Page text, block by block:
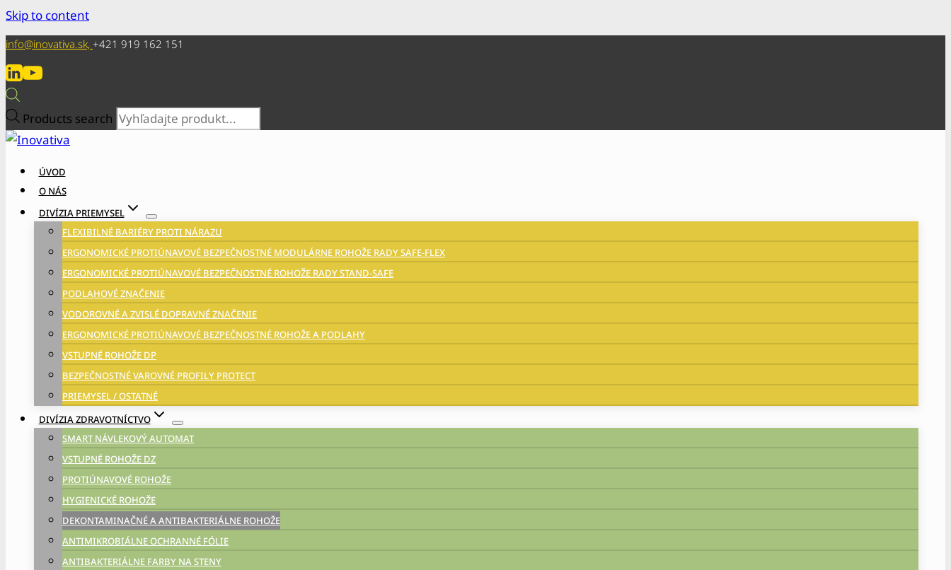
Skip to content
info@inovativa.sk, +421 919 162 151
Products search
ÚVOD
O NÁS
DIVÍZIA PRIEMYSEL
FLEXIBILNÉ BARIÉRY PROTI NÁRAZU
ERGONOMICKÉ PROTIÚNAVOVÉ BEZPEČNOSTNÉ MODULÁRNE ROHOŽE RADY SAFE-FLEX
ERGONOMICKÉ PROTIÚNAVOVÉ BEZPEČNOSTNÉ ROHOŽE RADY STAND-SAFE
PODLAHOVÉ ZNAČENIE
VODOROVNÉ A ZVISLÉ DOPRAVNÉ ZNAČENIE
ERGONOMICKÉ PROTIÚNAVOVÉ BEZPEČNOSTNÉ ROHOŽE A PODLAHY
VSTUPNÉ ROHOŽE DP
BEZPEČNOSTNÉ VAROVNÉ PROFILY PROTECT
PRIEMYSEL / OSTATNÉ
DIVÍZIA ZDRAVOTNÍCTVO
SMART NÁVLEKOVÝ AUTOMAT
VSTUPNÉ ROHOŽE DZ
PROTIÚNAVOVÉ ROHOŽE
HYGIENICKÉ ROHOŽE
DEKONTAMINAČNÉ A ANTIBAKTERIÁLNE ROHOŽE
ANTIMIKROBIÁLNE OCHRANNÉ FÓLIE
ANTIBAKTERIÁLNE FARBY NA STENY